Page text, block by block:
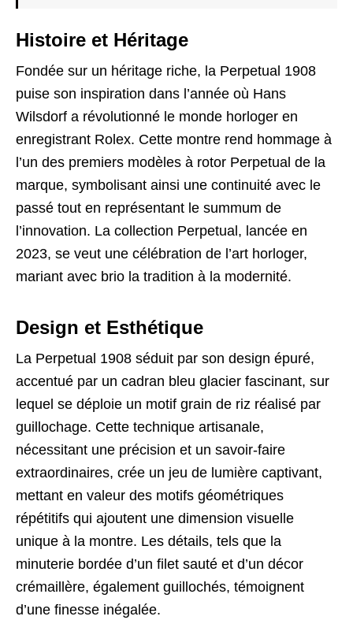
Histoire et Héritage
Fondée sur un héritage riche, la Perpetual 1908
puise son inspiration dans l’année où Hans
Wilsdorf a révolutionné le monde horloger en
enregistrant Rolex. Cette montre rend hommage à
l’un des premiers modèles à rotor Perpetual de la
marque, symbolisant ainsi une continuité avec le
passé tout en représentant le summum de
l’innovation. La collection Perpetual, lancée en
2023, se veut une célébration de l’art horloger,
mariant avec brio la tradition à la modernité.
Design et Esthétique
La Perpetual 1908 séduit par son design épuré,
accentué par un cadran bleu glacier fascinant, sur
lequel se déploie un motif grain de riz réalisé par
guillochage. Cette technique artisanale,
nécessitant une précision et un savoir-faire
extraordinaires, crée un jeu de lumière captivant,
mettant en valeur des motifs géométriques
répétitifs qui ajoutent une dimension visuelle
unique à la montre. Les détails, tels que la
minuterie bordée d’un filet sauté et d’un décor
crémaillère, également guillochés, témoignent
d’une finesse inégalée.